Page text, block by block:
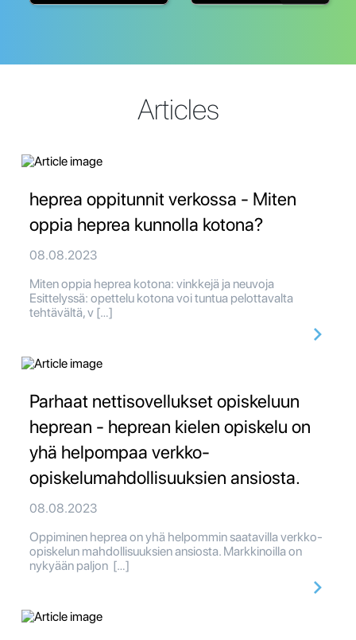
Articles
heprea oppitunnit verkossa - Miten
oppia heprea kunnolla kotona?
08.08.2023
Miten oppia heprea kotona: vinkkejä ja neuvoja
Esittelyssä: opettelu kotona voi tuntua pelottavalta
tehtävältä, v […]
Parhaat nettisovellukset opiskeluun
heprean - heprean kielen opiskelu on
yhä helpompaa verkko-
opiskelumahdollisuuksien ansiosta.
08.08.2023
Oppiminen heprea on yhä helpommin saatavilla verkko-
opiskelun mahdollisuuksien ansiosta. Markkinoilla on
nykyään paljon […]